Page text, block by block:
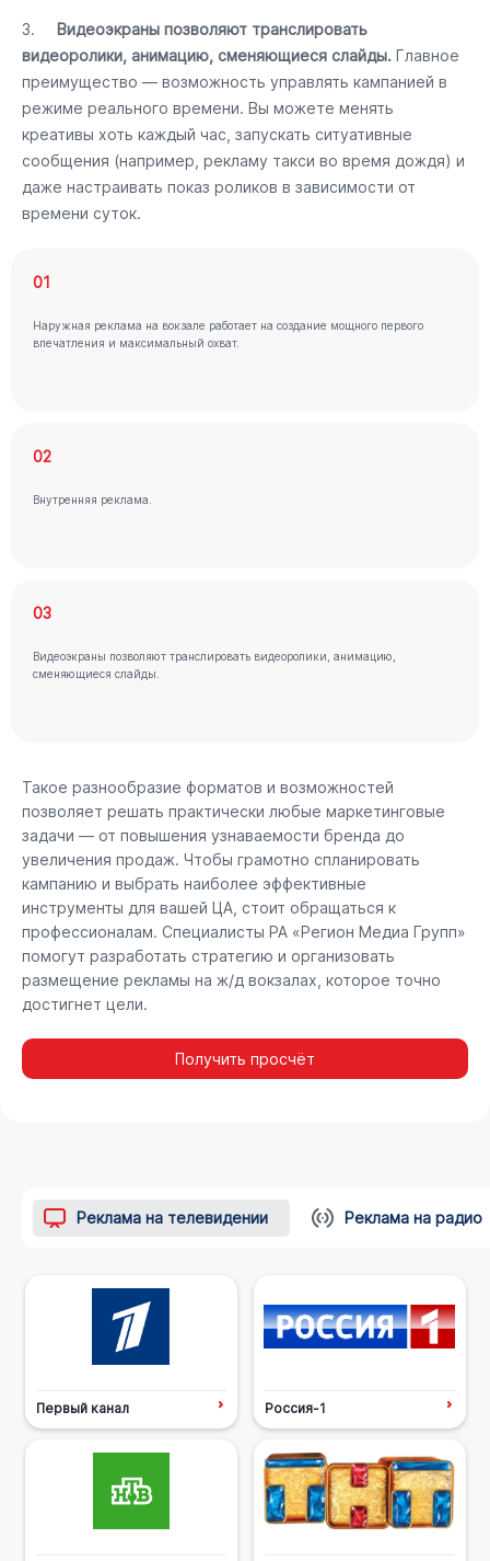
3. Видеоэкраны позволяют транслировать
видеоролики, анимацию, сменяющиеся слайды. Главное
преимущество — возможность управлять кампанией в
режиме реального времени. Вы можете менять
креативы хоть каждый час, запускать ситуативные
сообщения (например, рекламу такси во время дождя) и
даже настраивать показ роликов в зависимости от
времени суток.
01
Наружная реклама на вокзале работает на создание мощного первого
впечатления и максимальный охват.
02
Внутренняя реклама.
03
Видеоэкраны позволяют транслировать видеоролики, анимацию,
сменяющиеся слайды.
Такое разнообразие форматов и возможностей
позволяет решать практически любые маркетинговые
задачи — от повышения узнаваемости бренда до
увеличения продаж. Чтобы грамотно спланировать
кампанию и выбрать наиболее эффективные
инструменты для вашей ЦА, стоит обращаться к
профессионалам. Специалисты РА «Регион Медиа Групп»
помогут разработать стратегию и организовать
размещение рекламы на ж/д вокзалах, которое точно
достигнет цели.
Получить просчёт
Реклама на телевидении Реклама на радио
Первый канал Россия-1